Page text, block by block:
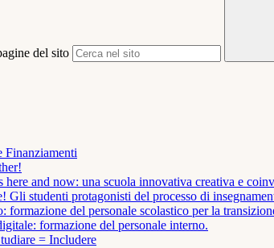
del sito
Finanziamenti
here and now: una scuola innovativa creativa e
Gli studenti protagonisti del processo di
formazione del personale scolastico per la
formazione del personale interno.
= Includere